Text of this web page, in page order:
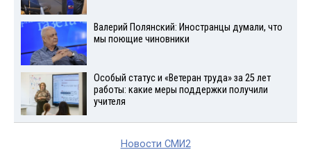
Валерий Полянский: Иностранцы думали, что
мы поющие чиновники
Особый статус и «Ветеран труда» за 25 лет
работы: какие меры поддержки получили
учителя
Новости СМИ2